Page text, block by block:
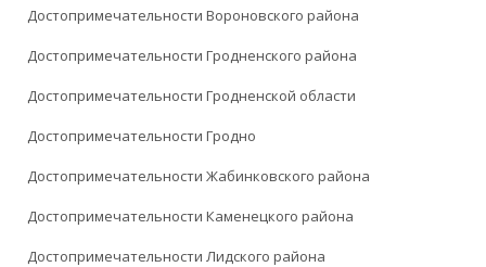
Достопримечательности Вороновского района
Достопримечательности Гродненского района
Достопримечательности Гродненской области
Достопримечательности Гродно
Достопримечательности Жабинковского района
Достопримечательности Каменецкого района
Достопримечательности Лидского района